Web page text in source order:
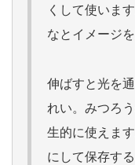
くして使いま
なとイメージ
伸ばすと光を
れい。みつろ
生的に使えま
にして保存す